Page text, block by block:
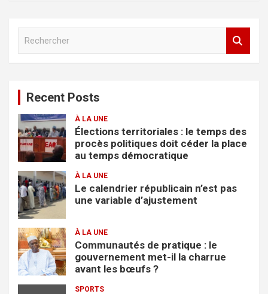
c
h
e
r
Recent Posts
À LA UNE
Élections territoriales : le temps des
procès politiques doit céder la place
au temps démocratique
À LA UNE
Le calendrier républicain n’est pas
une variable d’ajustement
À LA UNE
Communautés de pratique : le
gouvernement met-il la charrue
avant les bœufs ?
SPORTS